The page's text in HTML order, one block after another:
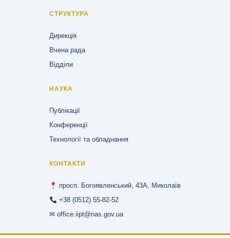
СТРУКТУРА
Дирекція
Вчена рада
Відділи
НАУКА
Публікації
Конференції
Технології та обладнання
КОНТАКТИ
просп. Богоявленський, 43А, Миколаїв
+38 (0512) 55-82-52
✉ office.iipt@nas.gov.ua